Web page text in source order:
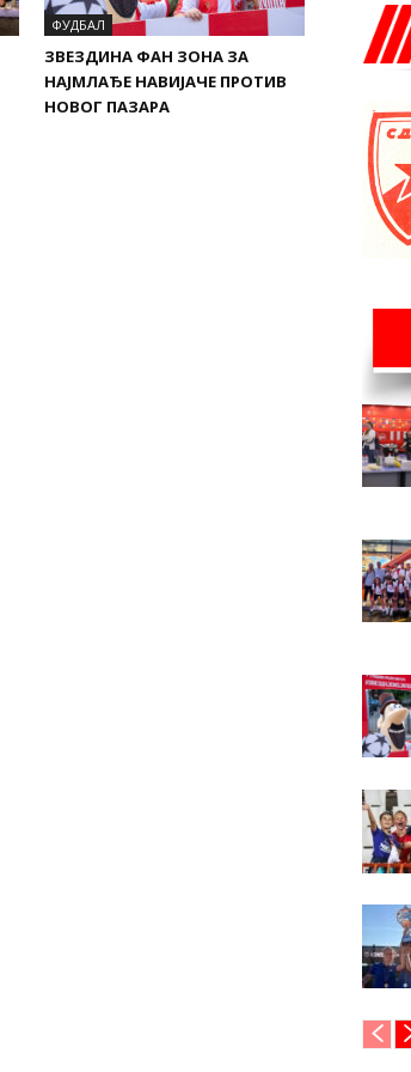
ФУДБАЛ
ЗВЕЗДИНА ФАН ЗОНА ЗА
НАЈМЛАЂЕ НАВИЈАЧЕ ПРОТИВ
НОВОГ ПАЗАРА